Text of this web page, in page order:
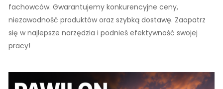
fachowców. Gwarantujemy konkurencyjne ceny,
niezawodność produktów oraz szybką dostawę. Zaopatrz
się w najlepsze narzędzia i podnieś efektywność swojej
pracy!